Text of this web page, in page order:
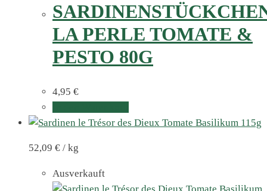
LA PERLE TOMATE &
PESTO 80G
4,95 €
52,09 € / kg
Ausverkauft